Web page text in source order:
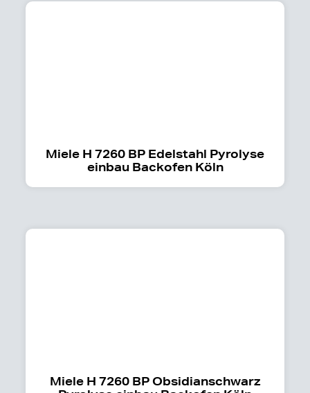
Miele H 7260 BP Edelstahl Pyrolyse
einbau Backofen Köln
Miele H 7260 BP Obsidianschwarz